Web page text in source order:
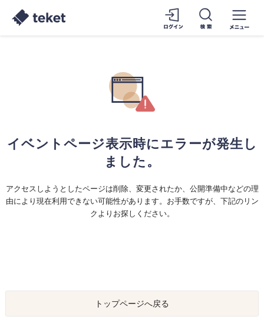
イベントページ表示時にエラーが発生し
ました。
アクセスしようとしたページは削除、変更されたか、公開準備中などの理
由により現在利用できない可能性があります。お手数ですが、下記のリン
クよりお探しください。
トップページへ戻る